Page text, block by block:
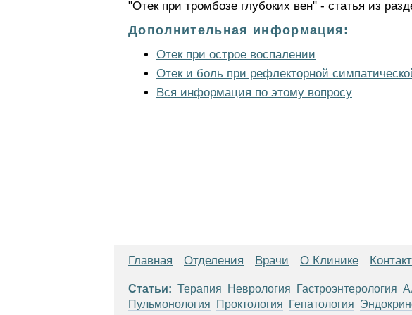
"Отек при тромбозе глубоких вен" - статья из
Дополнительная информация:
Отек при острое воспалении
Отек и боль при рефлекторной
Вся информация по этому вопросу
Главная Отделения Врачи О Клинике
Статьи: Терапия Неврология Гастроэнтерология
Пульмонология
Проктология Гепатология